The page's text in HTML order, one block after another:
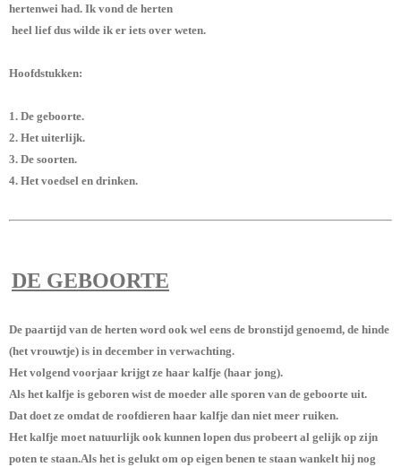
hertenwei had. Ik vond de herten
heel lief dus wilde ik er iets over weten.
Hoofdstukken:
1. De geboorte.
2. Het uiterlijk.
3. De soorten.
4. Het voedsel en drinken.
DE GEBOORTE
De paartijd van de herten word ook wel eens de bronstijd genoemd, de hinde
(het vrouwtje) is in december in verwachting.
Het volgend voorjaar krijgt ze haar kalfje (haar jong).
Als het kalfje is geboren wist de moeder alle sporen van de geboorte uit.
Dat doet ze omdat de roofdieren haar kalfje dan niet meer ruiken.
Het kalfje moet natuurlijk ook kunnen lopen dus probeert al gelijk op zijn
poten te staan.Als het is gelukt om op eigen benen te staan wankelt hij nog